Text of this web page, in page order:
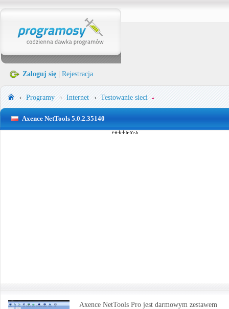
Zaloguj się Rejestracja
Programy Internet Testowanie sieci
Axence NetTools 5.0.2.35140
Axence NetTools Pro jest darmowym zestawem